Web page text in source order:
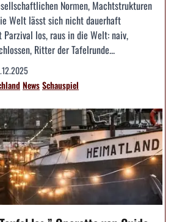
Normen, Machtstrukturen
Welt lässt sich nicht dauerhaft
los, raus in die Welt: naiv,
Ritter der Tafelrunde...
NewsSchauspiel